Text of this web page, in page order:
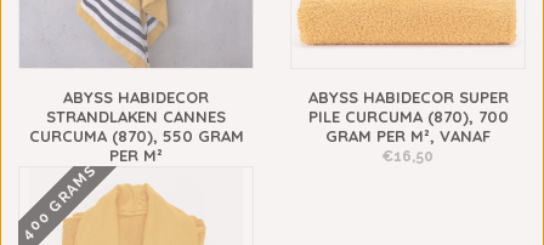
ABYSS HABIDECOR
STRANDLAKEN CANNES
CURCUMA (870), 550 GRAM
PER M²
€318,00
ABYSS HABIDECOR SUPER
PILE CURCUMA (870), 700
GRAM PER M², VANAF
€16,50
400 GRAMS